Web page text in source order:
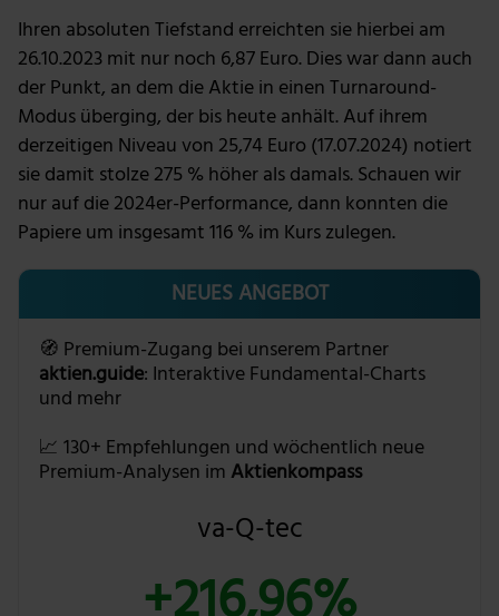
Ihren absoluten Tiefstand erreichten sie hierbei am
26.10.2023 mit nur noch 6,87 Euro. Dies war dann auch
der Punkt, an dem die Aktie in einen Turnaround-
Modus überging, der bis heute anhält. Auf ihrem
derzeitigen Niveau von 25,74 Euro (17.07.2024) notiert
sie damit stolze 275 % höher als damals. Schauen wir
nur auf die 2024er-Performance, dann konnten die
Papiere um insgesamt 116 % im Kurs zulegen.
NEUES ANGEBOT
🧭 Premium-Zugang bei unserem Partner
aktien.guide: Interaktive Fundamental-Charts
und mehr
📈 130+ Empfehlungen und wöchentlich neue
Premium-Analysen im Aktienkompass
va-Q-tec